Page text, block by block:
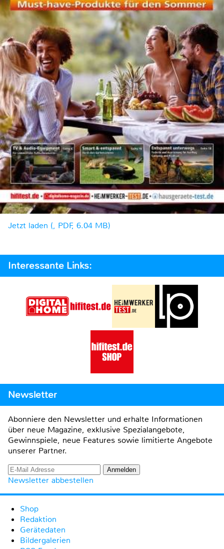
Jetzt laden (, PDF, 6.04 MB)
Interessante Links:
Newsletter
Abonniere den Newsletter und erhalte Informationen
über neue Magazine, exklusive Spezialangebote,
Gewinnspiele, neue Features sowie limitierte Angebote
unserer Partner.
Newsletter abbestellen
Shop
Redaktion
Gerätedaten
Bildergalerien